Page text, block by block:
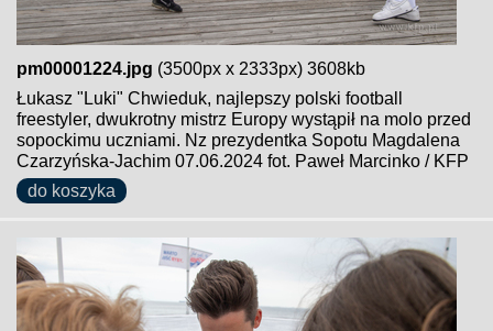
pm00001224.jpg (3500px x 2333px) 3608kb
Łukasz "Luki" Chwieduk, najlepszy polski football
freestyler, dwukrotny mistrz Europy wystąpił na molo przed
sopockimu uczniami. Nz prezydentka Sopotu Magdalena
Czarzyńska-Jachim 07.06.2024 fot. Paweł Marcinko / KFP
do koszyka